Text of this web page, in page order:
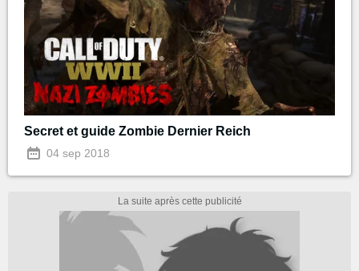
Secret et guide Zombie Dernier Reich
04 sep 2018